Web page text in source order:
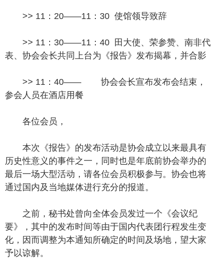
>> 11：20——11：30 使馆领导致辞
>> 11：30——11：40 田大使、荣参赞、南非代
表、协会会长共同上台为《报告》发布揭幕，并合影
>> 11：40—— 协会会长宣布发布会结束，
参会人员在酒店用餐
各位会员，
本次《报告》的发布活动是协会成立以来最具有
历史性意义的事件之一，同时也是年底前协会举办的
最后一场大型活动，请各位会员积极参与。协会也将
通过国内及当地媒体进行充分的报道。
之前，秘书处曾向全体会员发过一个《会议纪
要》，其中的发布时间等由于国内代表团行程发生变
化，因而调整为本通知所确定的时间及场地，望大家
予以谅解。